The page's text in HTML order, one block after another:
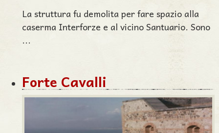
La struttura fu demolita per fare spazio alla
caserma Interforze e al vicino Santuario. Sono
...
Forte Cavalli